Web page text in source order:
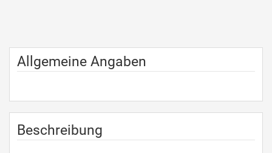
Allgemeine Angaben
Beschreibung